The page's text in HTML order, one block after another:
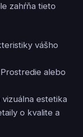
zahŕňa tieto
vášho
alebo
vizuálna estetika
o kvalite a